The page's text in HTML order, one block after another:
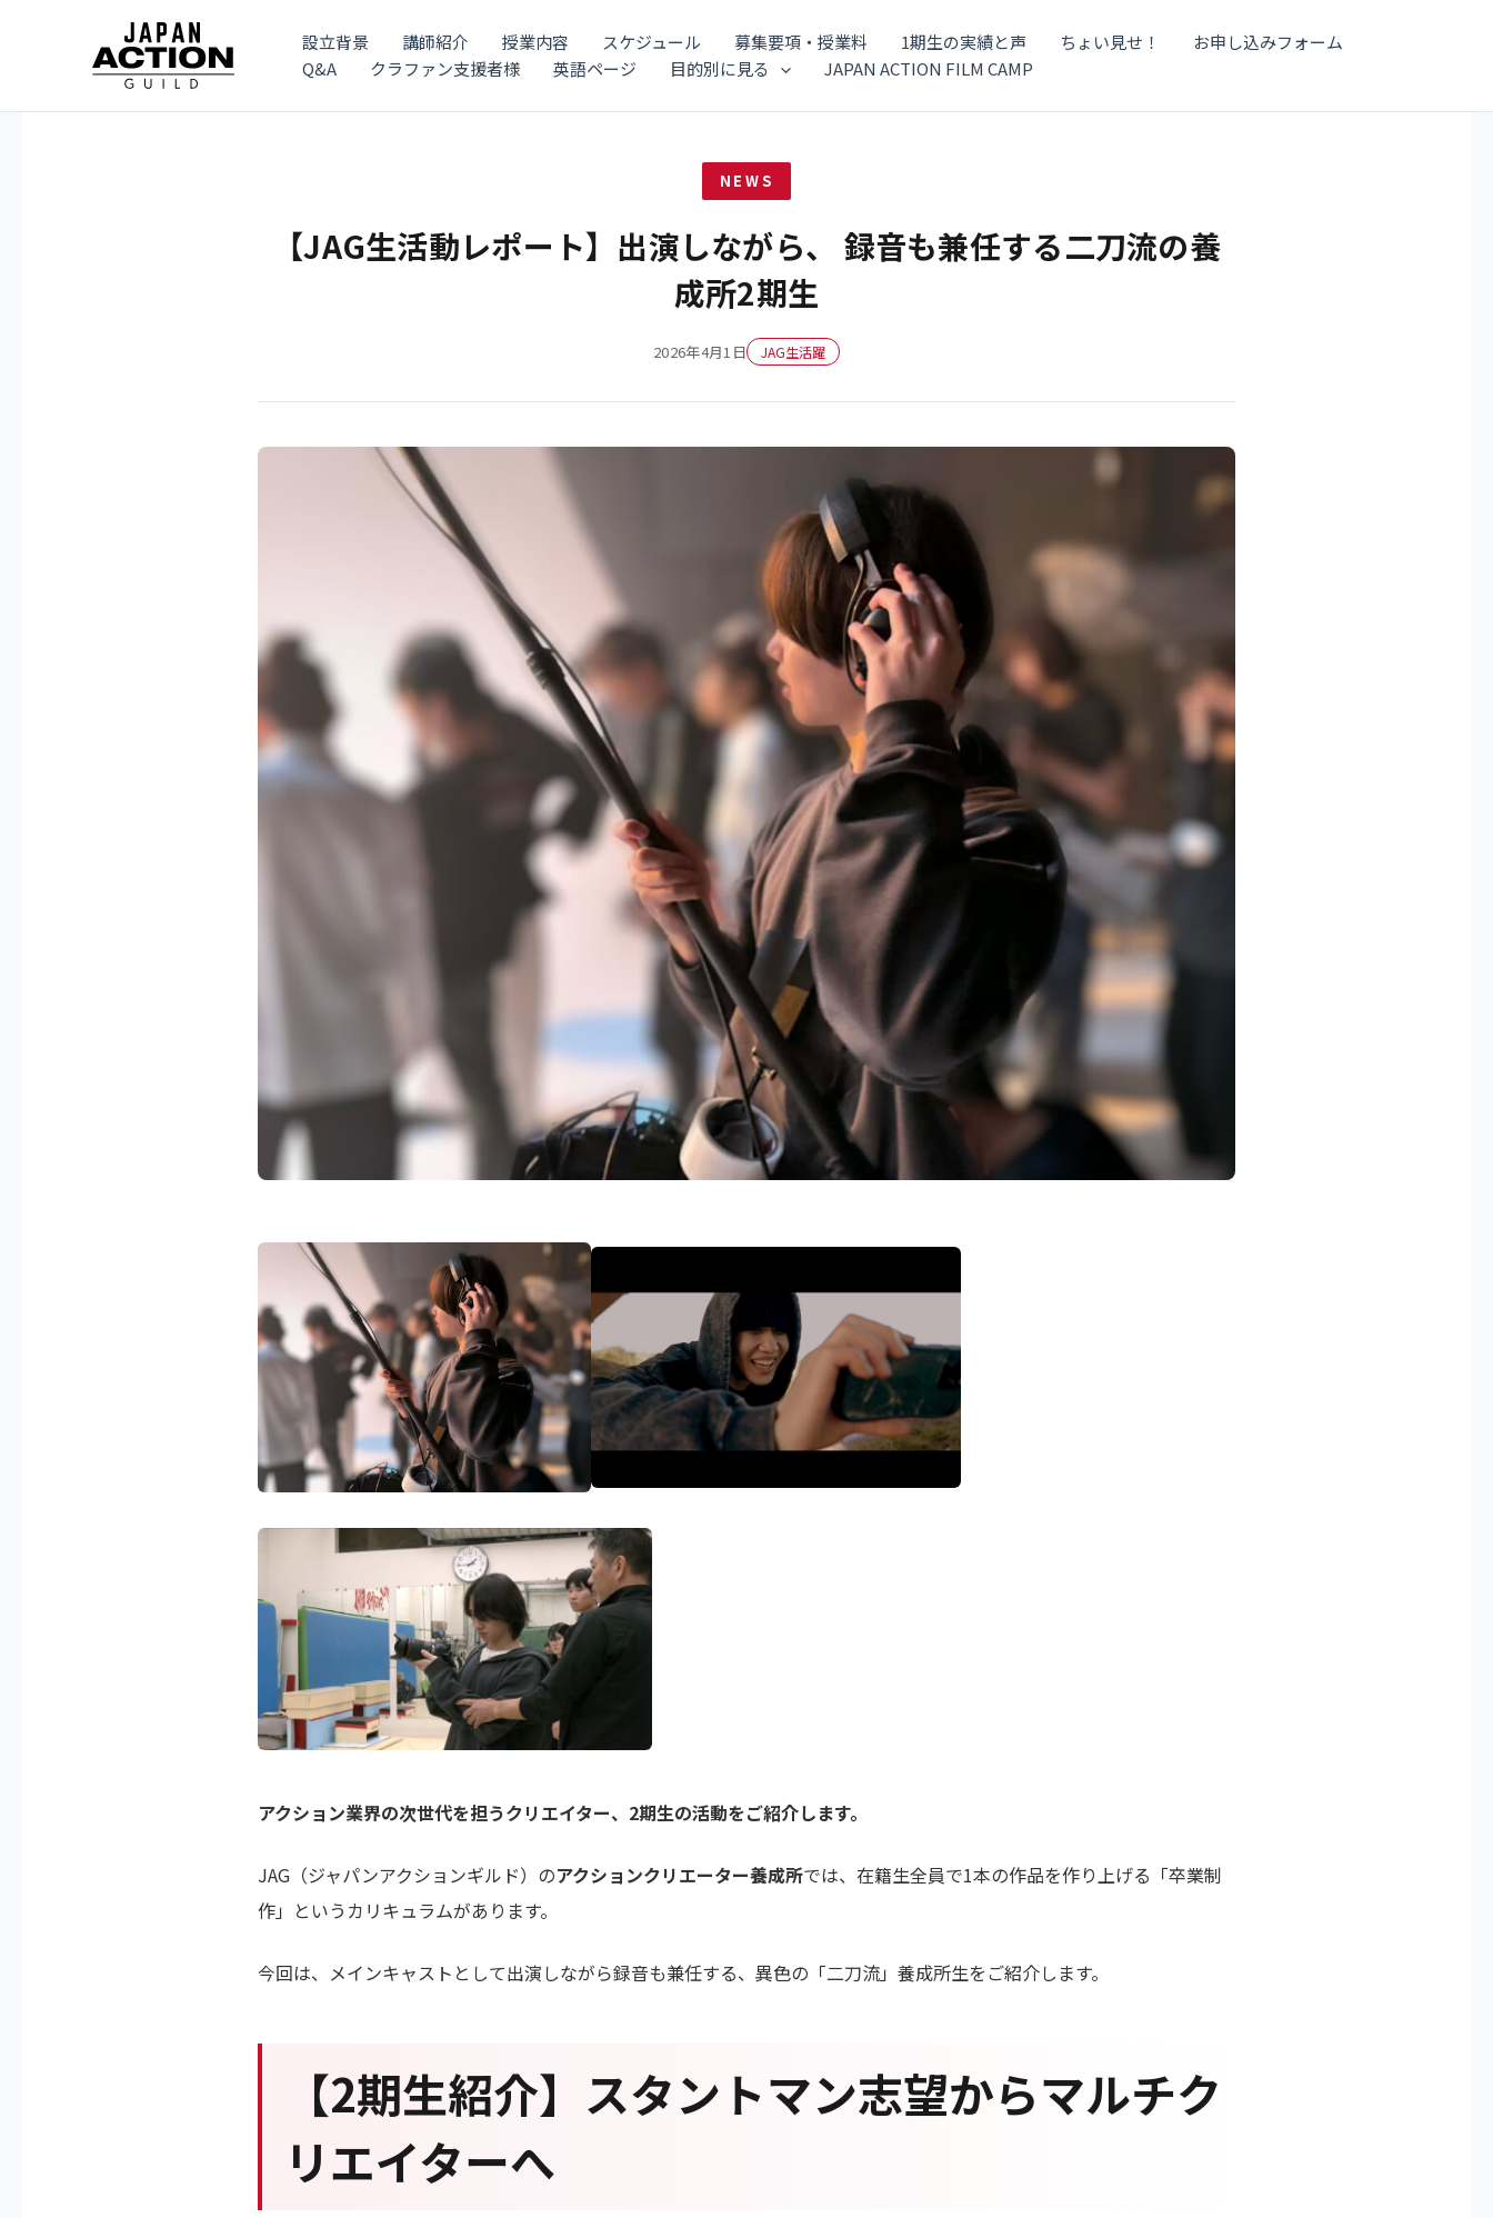
キ
設立背景 講師紹介 授業内容 スケジュール 募集要項・授業料 1期生の実績と声 ちょい見せ！
お申し込みフォーム
Q&A
クラファン支援者様 英語ページ 目的別に見る JAPAN ACTION FILM CAMP
NEWS
【JAG生活動レポート】出演しながら、 録音も兼任する二刀流の養
成所2期生
2026年4月1日 JAG生活躍
アクション業界の次世代を担うクリエイター、2期生の活動をご紹介します。
JAG（ジャパンアクションギルド）のアクションクリエーター養成所では、在籍生全員で1本の作品を作り上げる「卒業制
作」というカリキュラムがあります。
今回は、メインキャストとして出演しながら録音も兼任する、異色の「二刀流」養成所生をご紹介します。
【2期生紹介】スタントマン志望からマルチク
リエイターへ